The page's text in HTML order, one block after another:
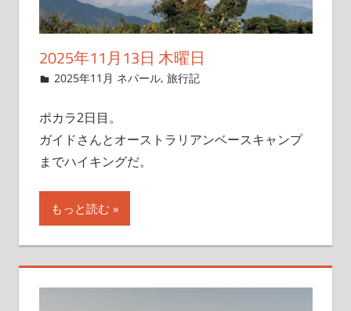
2025年11月13日 木曜日
2025年11月9日
管理者
2025年11月 ネパール,旅行記
ポカラ2日目。
ガイドさんとオーストラリアンベースキャンプ
までハイキングだ。
もっと読む